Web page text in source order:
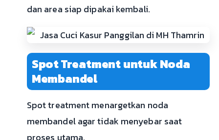
dan area siap dipakai kembali.
Spot Treatment untuk Noda
Membandel
Spot treatment menargetkan noda
membandel agar tidak menyebar saat
proses utama.